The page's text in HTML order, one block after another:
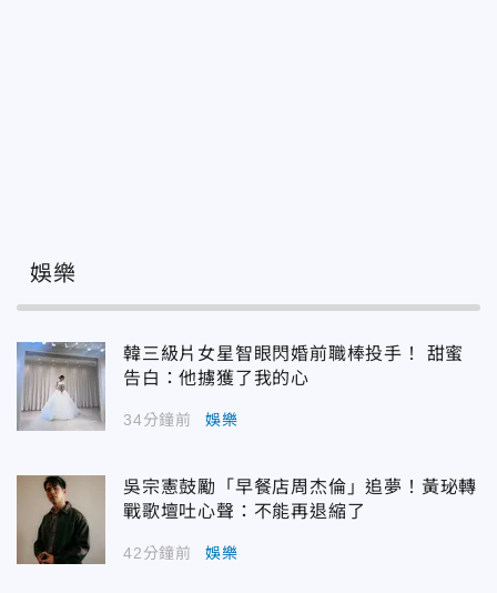
娛樂
韓三級片女星智眼閃婚前職棒投手！ 甜蜜
告白：他擄獲了我的心
34分鐘前 娛樂
吳宗憲鼓勵「早餐店周杰倫」追夢！黃珌轉
戰歌壇吐心聲：不能再退縮了
42分鐘前 娛樂